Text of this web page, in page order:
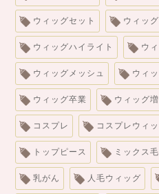
ウィッグセット ウィッ
ウィッグハイライト ウ
ウィッグメッシュ ウィ
ウィッグ卒業 ウィッグ
コスプレ コスプレウィ
トップピース ミックス毛
乳がん 人毛ウィッグ